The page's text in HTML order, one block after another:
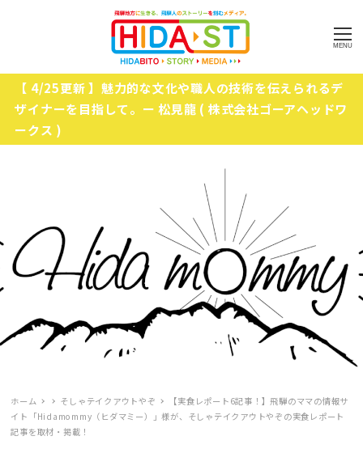
MENU
【 4/25更新 】魅力的な文化や職人の技術を伝えられるデ
ザイナーを目指して。ー 松見龍 ( 株式会社ゴーアヘッドワ
ークス )
ホーム そしゃテイクアウトやぞ
【実食レポート6記事！】飛騨のママの情報サ
イト「Hidamommy（ヒダマミー）」様が、そしゃテイクアウトやぞの実食レポート
記事を取材・掲載！